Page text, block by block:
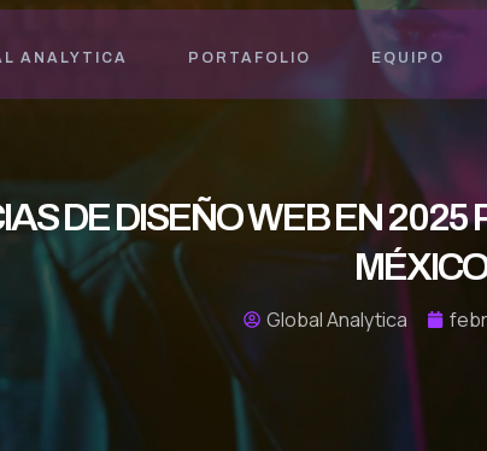
ANALYTICA PORTAFOLIO EQUIPO
DE DISEÑO WEB EN 2025
MÉXICO
Global Analytica